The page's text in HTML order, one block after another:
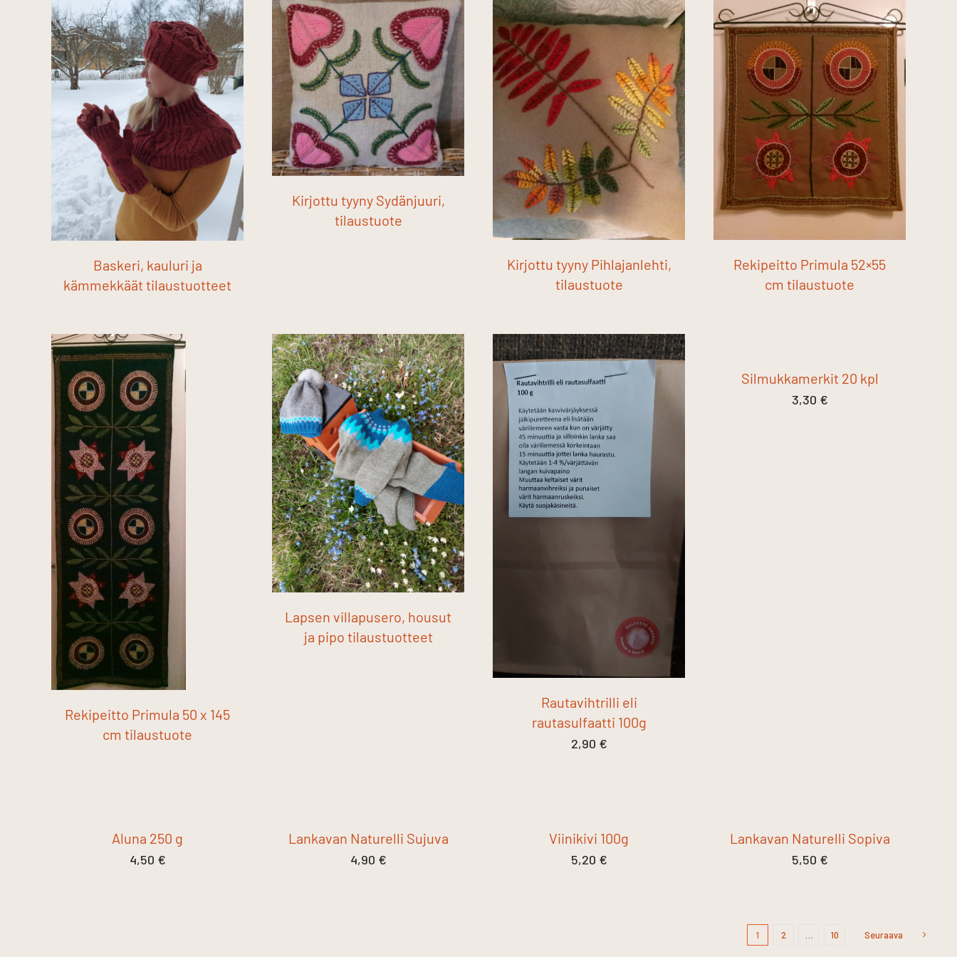
Baskeri, kauluri ja
kämmekkäät tilaustuotteet
Kirjottu tyyny Sydänjuuri,
tilaustuote
Kirjottu tyyny Pihlajanlehti,
tilaustuote
Rekipeitto Primula 52×55
cm tilaustuote
Rekipeitto Primula 50 x 145
cm tilaustuote
Lapsen villapusero, housut
ja pipo tilaustuotteet
Rautavihtrilli eli
rautasulfaatti 100g
2,90 €
Silmukkamerkit 20 kpl
3,30 €
Aluna 250 g
4,50 €
Lankavan Naturelli Sujuva
4,90 €
Viinikivi 100g
5,20 €
Lankavan Naturelli Sopiva
5,50 €
1 2 10 Seuraava